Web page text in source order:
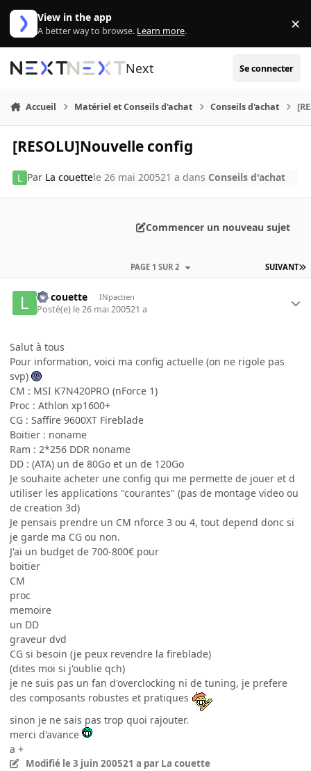
Aller au contenu
View in the app
A better way to browse. Learn more. ×
Next Se connecter
Accueil Matériel et Conseils d'achat Conseils d'achat
[RESOLU]Nouvelle config
Par La couettele 26 mai 200521 a dans Conseils d'achat
Commencer un nouveau sujet
SUIVANT
PAGE 1 SUR 2
La couette INpactien
Posté(e) le 26 mai 200521 a
Salut à tous
Pour information, voici ma config actuelle (on ne rigole pas
svp)
CM : MSI K7N420PRO (nForce 1)
Proc : Athlon xp1600+
CG : Saffire 9600XT Fireblade
Boitier : noname
Ram : 2*256 DDR noname
DD : (ATA) un de 80Go et un de 120Go
Je souhaite acheter une config qui me permette de jouer et d
utiliser les applications "courantes" (pas de montage video ou
de creation 3d)
Je pensais prendre un CM nforce 3 ou 4, tout depend donc si
je garde ma CG ou non.
J'ai un budget de 700-800€ pour
boitier
CM
proc
memoire
un DD
graveur dvd
CG si besoin (je peux revendre la fireblade)
(dites moi si j'oublie qch)
je ne suis pas un fan d'overclocking ni de tuning, je prefere
des composants robustes et pratiques
sinon je ne sais pas trop quoi rajouter.
merci d'avance
a +
Modifié le 3 juin 200521 a par La couette